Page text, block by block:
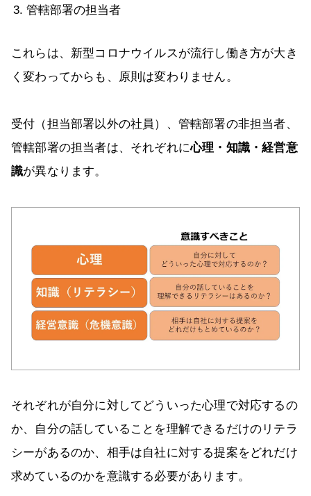
管轄部署の担当者
これらは、新型コロナウイルスが流行し働き方が大き
く変わってからも、原則は変わりません。
受付（担当部署以外の社員）、管轄部署の非担当者、
管轄部署の担当者は、それぞれに心理・知識・経営意
識が異なります。
それぞれが自分に対してどういった心理で対応するの
か、自分の話していることを理解できるだけのリテラ
シーがあるのか、相手は自社に対する提案をどれだけ
求めているのかを意識する必要があります。